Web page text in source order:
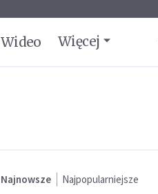
Wideo Więcej
Najnowsze Najpopularniejsze